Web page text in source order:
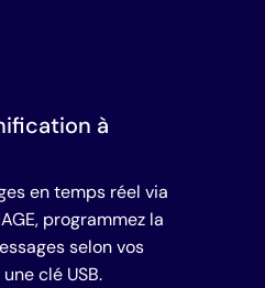
à
en temps réel via
programmez la
selon vos
clé USB.